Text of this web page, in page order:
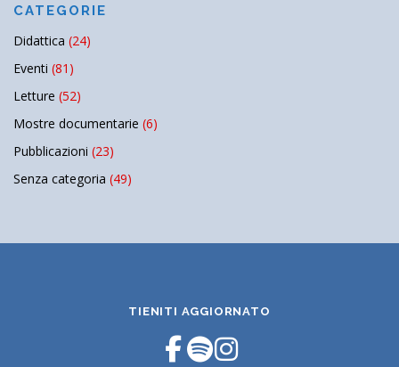
CATEGORIE
Didattica (24)
Eventi (81)
Letture (52)
Mostre documentarie (6)
Pubblicazioni (23)
Senza categoria (49)
TIENITI AGGIORNATO